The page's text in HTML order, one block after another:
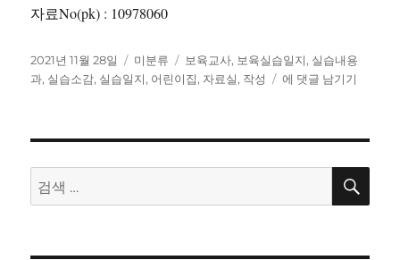
자료No(pk) : 10978060
작
성
2021년 11월 28일
카
테
미분류
태
그
보육교사, 보육실습일지, 실습내용
과, 실습소감, 실습일지, 어린이집, 자료실, 작성
?
육
사
에 댓글 남기기
검
색:
검